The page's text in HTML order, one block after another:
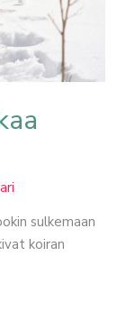
sulkemaan
koiran